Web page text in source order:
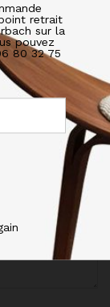
X H.180
retrait
sur la
pouvez
80 32 75